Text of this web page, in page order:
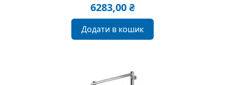
6283,00₴
Додати в кошик